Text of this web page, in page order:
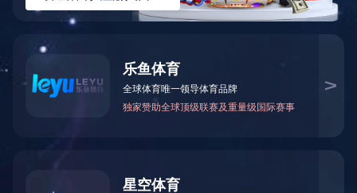
硒鼓